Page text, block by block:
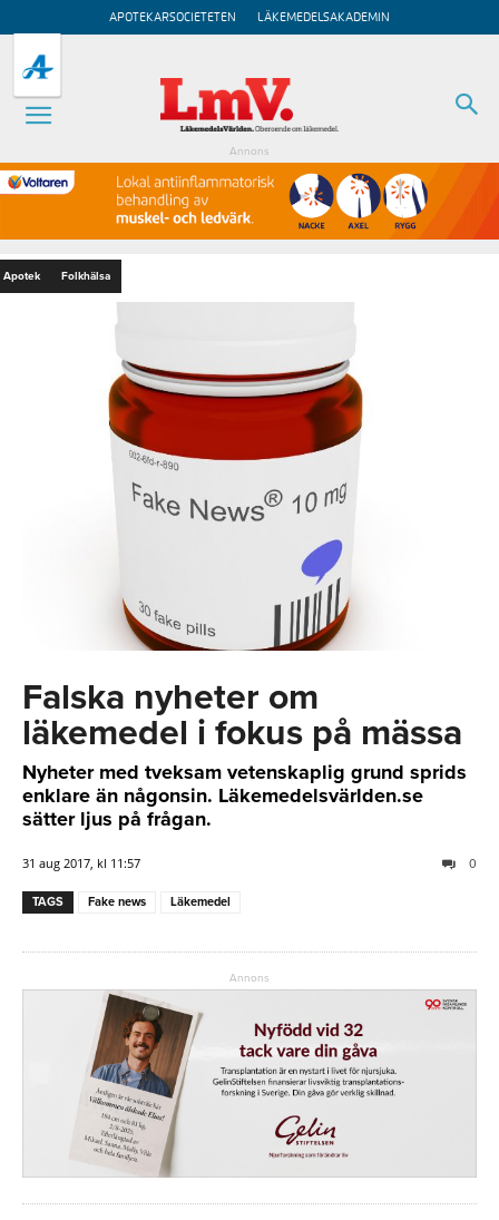
APOTEKARSOCIETETEN LÄKEMEDELSAKADEMIN
Annons
Apotek Folkhälsa
Falska nyheter om
läkemedel i fokus på mässa
Nyheter med tveksam vetenskaplig grund sprids
enklare än någonsin. Läkemedelsvärlden.se
sätter ljus på frågan.
31 aug 2017, kl 11:57 0
TAGS Fake news Läkemedel
Annons